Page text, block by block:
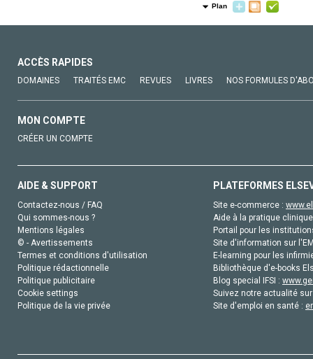
Plan
ACCÈS RAPIDES
DOMAINES TRAITÉS EMC REVUES LIVRES NOS FORMULES
MON COMPTE
CRÉER UN COMPTE
AIDE & SUPPORT
Contactez-nous / FAQ
Qui sommes-nous ?
Mentions légales
© - Avertissements
Termes et conditions d'utilisation
Politique rédactionnelle
Politique publicitaire
Cookie settings
Politique de la vie privée
PLATEFORMES
Site e-commerce :
Aide à la pratique
Portail pour les
Site d'information sur
E-learning pour les
Bibliothèque d'e-books
Blog special IFSI :
Suivez notre actualité
Site d'emploi en santé :